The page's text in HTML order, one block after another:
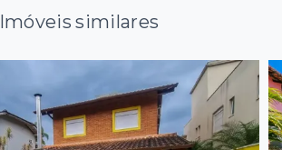
Imóveis similares